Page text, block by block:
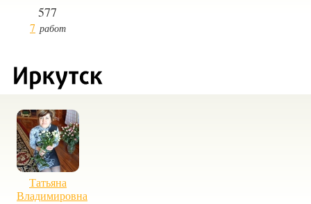
577
7 работ
Татьяна
Владимировна